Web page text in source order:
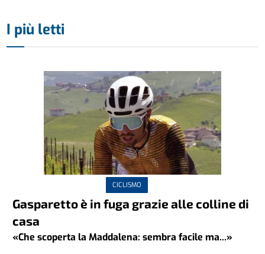
I più letti
CICLISMO
Gasparetto è in fuga grazie alle colline di
casa
«Che scoperta la Maddalena: sembra facile ma...»